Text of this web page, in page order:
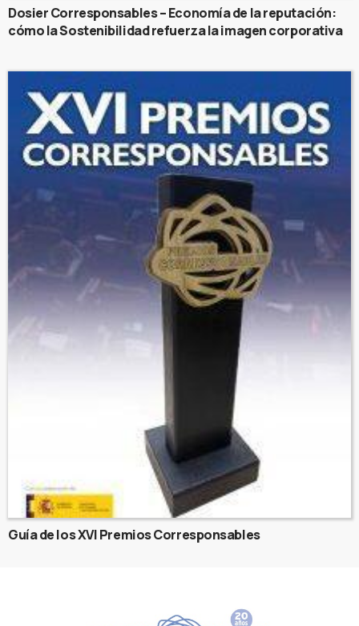
Dosier Corresponsables – Economía de la reputación:
cómo la Sostenibilidad refuerza la imagen corporativa
Guía de los XVI Premios Corresponsables